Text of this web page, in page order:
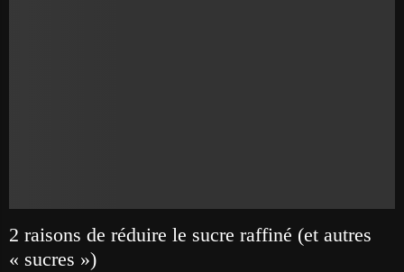
2 raisons de réduire le sucre raffiné (et autres
« sucres »)